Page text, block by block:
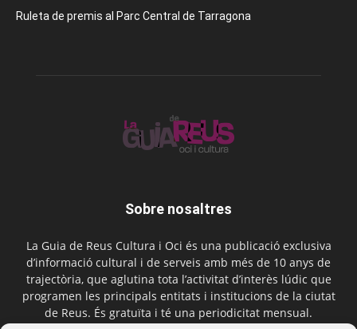
Ruleta de premis al Parc Central de Tarragona
Sobre nosaltres
La Guia de Reus Cultura i Oci és una publicació exclusiva
d’informació cultural i de serveis amb més de 10 anys de
trajectòria, que aglutina tota l’activitat d’interès lúdic que
programen les principals entitats i institucions de la ciutat
de Reus. És gratuïta i té una periodicitat mensual.